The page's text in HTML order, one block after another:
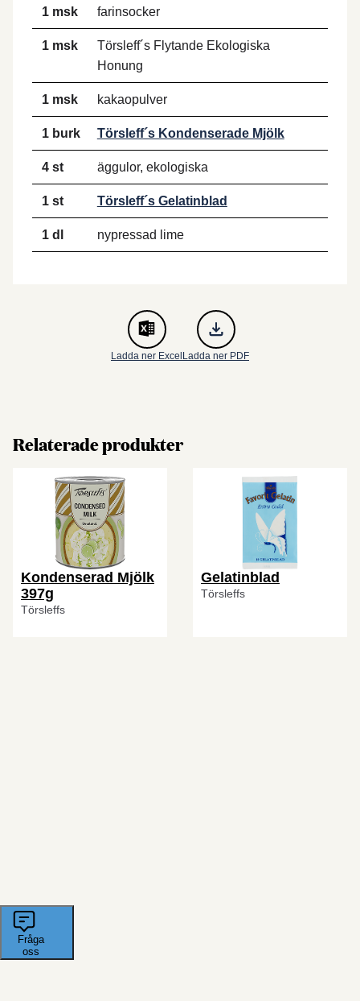
1 msk farinsocker
1 msk
Törsleff´s Flytande Ekologiska
Honung
1 msk kakaopulver
1 burk Törsleff´s Kondenserade Mjölk
4 st äggulor, ekologiska
1 st Törsleff´s Gelatinblad
1 dl nypressad lime
Ladda ner Excel Ladda ner PDF
Relaterade produkter
Kondenserad Mjölk
397g
Törsleffs
Gelatinblad
Törsleffs